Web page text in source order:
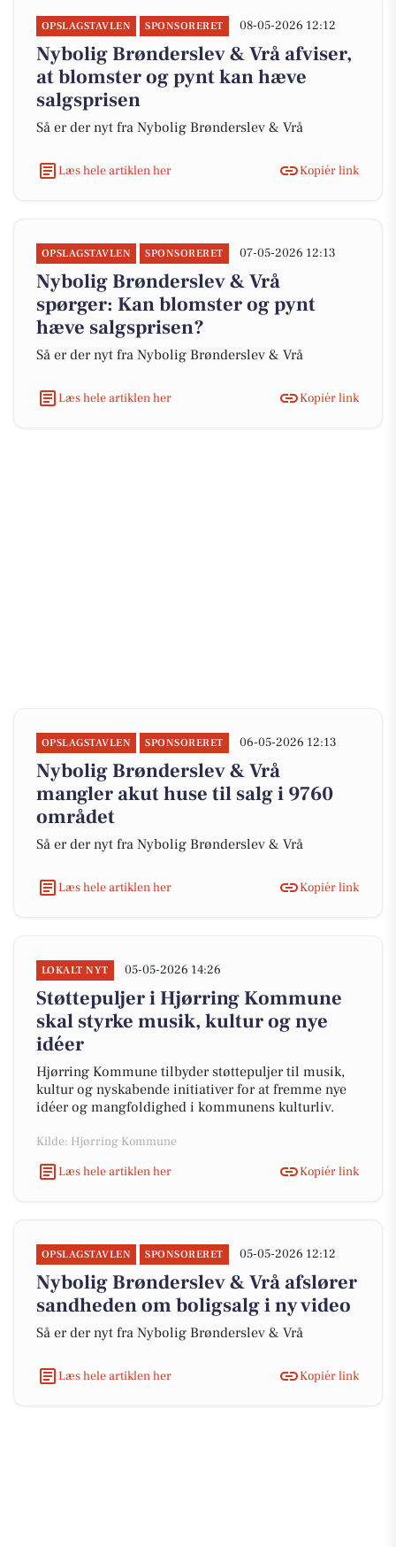
OPSLAGSTAVLEN SPONSORERET 08-05-2026 12:12
Nybolig Brønderslev & Vrå afviser,
at blomster og pynt kan hæve
salgsprisen
Så er der nyt fra Nybolig Brønderslev & Vrå
Læs hele artiklen her Kopiér link
OPSLAGSTAVLEN SPONSORERET 07-05-2026 12:13
Nybolig Brønderslev & Vrå
spørger: Kan blomster og pynt
hæve salgsprisen?
Så er der nyt fra Nybolig Brønderslev & Vrå
Læs hele artiklen her Kopiér link
OPSLAGSTAVLEN SPONSORERET 06-05-2026 12:13
Nybolig Brønderslev & Vrå
mangler akut huse til salg i 9760
området
Så er der nyt fra Nybolig Brønderslev & Vrå
Læs hele artiklen her Kopiér link
LOKALT NYT 05-05-2026 14:26
Støttepuljer i Hjørring Kommune
skal styrke musik, kultur og nye
idéer
Hjørring Kommune tilbyder støttepuljer til musik,
kultur og nyskabende initiativer for at fremme nye
idéer og mangfoldighed i kommunens kulturliv.
Kilde: Hjørring Kommune
Læs hele artiklen her
Kopiér link
OPSLAGSTAVLEN SPONSORERET 05-05-2026 12:12
Nybolig Brønderslev & Vrå afslører
sandheden om boligsalg i ny video
Så er der nyt fra Nybolig Brønderslev & Vrå
Læs hele artiklen her Kopiér link